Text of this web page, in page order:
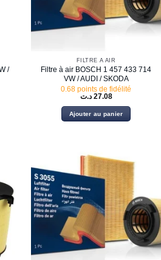
/
FILTRE À AIR
Filtre à air BOSCH 1 457 433 714
VW / AUDI / SKODA
0.68 points de fidélité
27.08 د.ت
Ajouter au panier